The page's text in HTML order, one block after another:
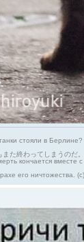
стояли в Берлине?
た終わってしまうのだ。
кончается вместе
его ничтожества.